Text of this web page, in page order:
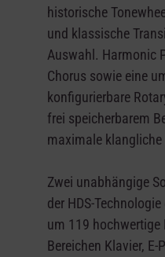
historische
und klassische
Auswahl. Harmonic
Chorus sowie eine
konfigurierbare
frei speicherbarem
maximale
Zwei unabhängige
der HDS-
um 119
Bereichen Klavier,